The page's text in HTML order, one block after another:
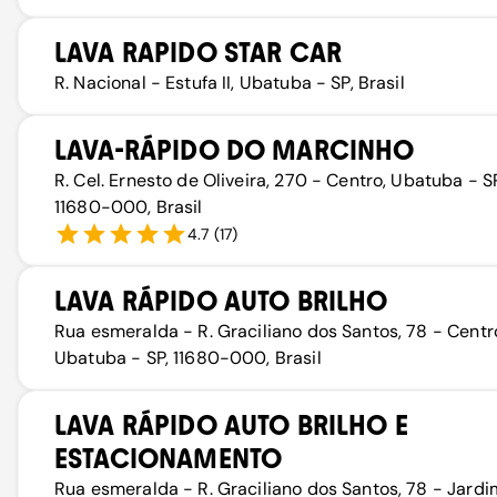
LAVA RAPIDO STAR CAR
R. Nacional - Estufa II, Ubatuba - SP, Brasil
LAVA-RÁPIDO DO MARCINHO
R. Cel. Ernesto de Oliveira, 270 - Centro, Ubatuba -
11680-000, Brasil
4.7 (17)
LAVA RÁPIDO AUTO BRILHO
Rua esmeralda - R. Graciliano dos Santos, 78 -
Ubatuba - SP, 11680-000, Brasil
LAVA RÁPIDO AUTO BRILHO E
ESTACIONAMENTO
Rua esmeralda - R. Graciliano dos Santos, 78 -